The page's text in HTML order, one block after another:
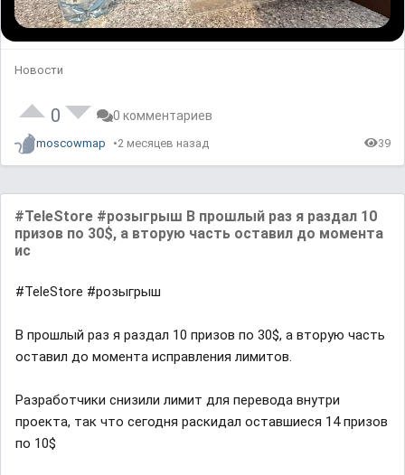
Новости
0 0 комментариев
moscowmap 2 месяцев назад 39
#TeleStore #розыгрыш В прошлый раз я раздал 10
призов по 30$, а вторую часть оставил до момента
ис
#TeleStore #розыгрыш
В прошлый раз я раздал 10 призов по 30$, а вторую часть
оставил до момента исправления лимитов.
Разработчики снизили лимит для перевода внутри
проекта, так что сегодня раскидал оставшиеся 14 призов
по 10$